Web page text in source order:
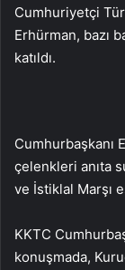
Cumhuriyetçi
Erhürman, bazı
katıldı.
Cumhurbaşkanı
çelenkleri anıta
ve İstiklal Marşı
KKTC
konuşmada,